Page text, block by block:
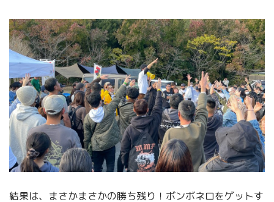
結果は、まさかまさかの勝ち残り！ボンボネロをゲットす